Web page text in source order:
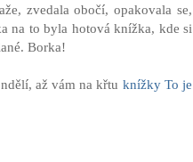
zvedala obočí, opakovala se,
na to byla hotová knížka, kde si
Borka!
až vám na křtu knížky To je